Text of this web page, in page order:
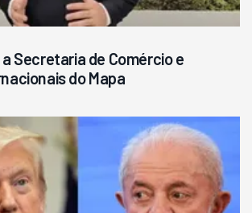
Secretaria de Comércio e
do Mapa